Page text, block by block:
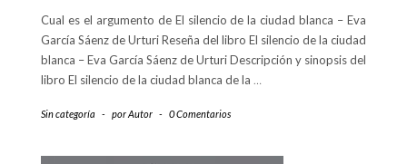
Cual es el argumento de El silencio de la ciudad blanca – Eva
García Sáenz de Urturi Reseña del libro El silencio de la ciudad
blanca – Eva García Sáenz de Urturi Descripción y sinopsis del
libro El silencio de la ciudad blanca de la …
Sin categoría - porAutor - 0 Comentarios